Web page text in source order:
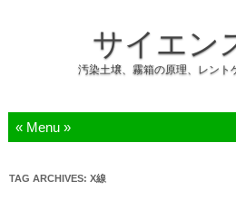
サイエン
汚染土壌、霧箱の原理、レント
Skip
TAG ARCHIVES: X線